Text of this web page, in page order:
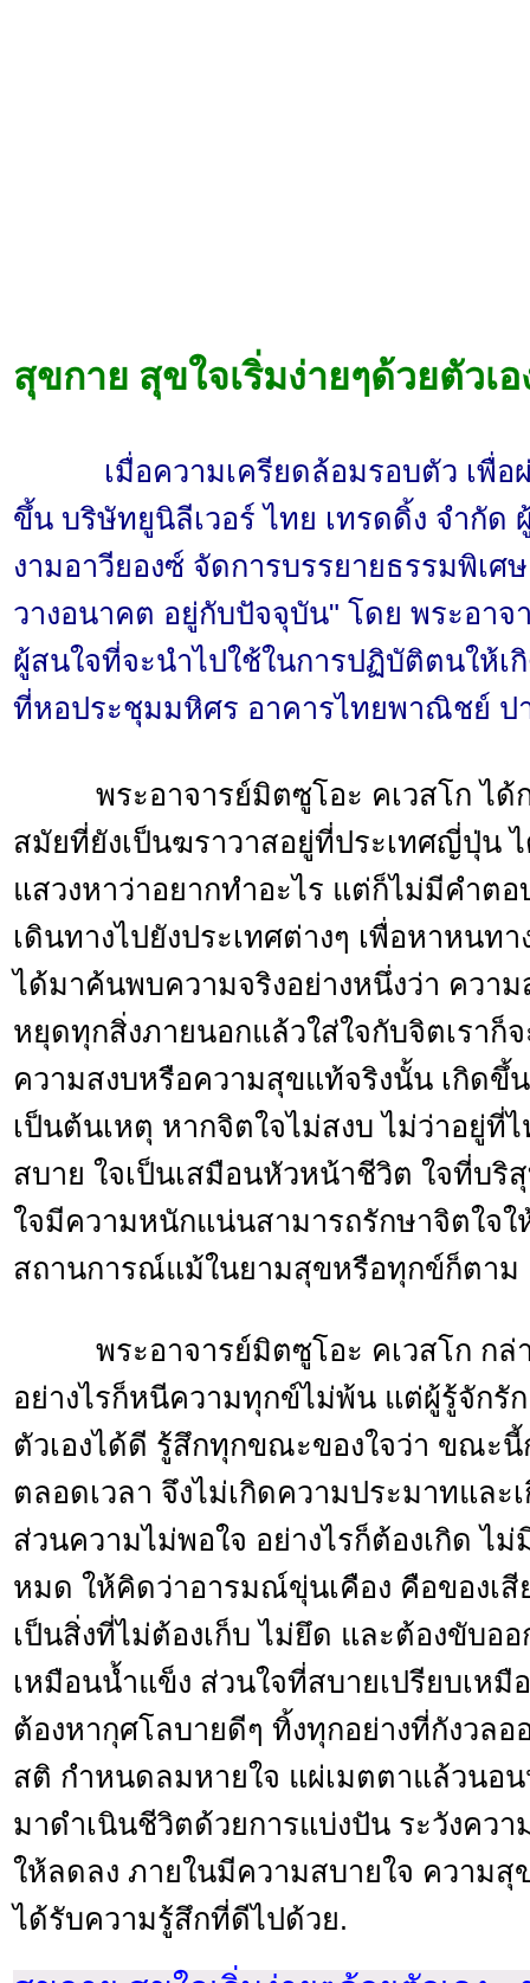
สุขกาย สุขใจเริ่มง่ายๆด้วยตัวเอ
เมื่อความเครียดล้อมรอบตัว เพื่อผ่
ขึ้น บริษัทยูนิลีเวอร์ ไทย เทรดดิ้ง จำกั
งามอาวียองซ์ จัดการบรรยายธรรมพิเศ
วางอนาคต อยู่กับปัจจุบัน" โดย พระอาจ
ผู้สนใจที่จะนำไปใช้ในการปฏิบัติตนให้เ
ที่หอประชุมมหิศร อาคารไทยพาณิชย์ ป
พระอาจารย์มิตซูโอะ คเวสโก ได้ก
สมัยที่ยังเป็นฆราวาสอยู่ที่ประเทศญี่ปุ่น
แสวงหาว่าอยากทำอะไร แต่ก็ไม่มีคำต
เดินทางไปยังประเทศต่างๆ เพื่อหาหนท
ได้มาค้นพบความจริงอย่างหนึ่งว่า ควา
หยุดทุกสิ่งภายนอกแล้วใส่ใจกับจิตเราก็
ความสงบหรือความสุขแท้จริงนั้น เกิดขึ้
เป็นต้นเหตุ หากจิตใจไม่สงบ ไม่ว่าอยู่ที่
สบาย ใจเป็นเสมือนหัวหน้าชีวิต ใจที่บริ
ใจมีความหนักแน่นสามารถรักษาจิตใจ
สถานการณ์แม้ในยามสุขหรือทุกข์ก็ตาม
พระอาจารย์มิตซูโอะ คเวสโก กล่า
อย่างไรก็หนีความทุกข์ไม่พ้น แต่ผู้รู้จักรั
ตัวเองได้ดี รู้สึกทุกขณะของใจว่า ขณะ
ตลอดเวลา จึงไม่เกิดความประมาทแล
ส่วนความไม่พอใจ อย่างไรก็ต้องเกิด ไม่
หมด ให้คิดว่าอารมณ์ขุ่นเคือง คือของเสี
เป็นสิ่งที่ไม่ต้องเก็บ ไม่ยึด และต้องขับออ
เหมือนน้ำแข็ง ส่วนใจที่สบายเปรียบเหมื
ต้องหากุศโลบายดีๆ ทิ้งทุกอย่างที่กังวล
สติ กำหนดลมหายใจ แผ่เมตตาแล้วนอ
มาดำเนินชีวิตด้วยการแบ่งปัน ระวังควา
ให้ลดลง ภายในมีความสบายใจ ความสุ
ได้รับความรู้สึกที่ดีไปด้วย.